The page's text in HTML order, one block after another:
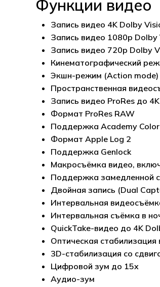
Функции видео
Запись видео 4K Dolby
Запись видео 1080p Dolby
Запись видео 720p Dolby
Кинематографический
Экшн-режим (Action mode)
Пространственная
Запись видео ProRes до
Формат ProRes RAW
Поддержка Academy Color
Формат Apple Log 2
Поддержка Genlock
Макросъёмка видео,
Поддержка замедленной
Двойная запись (Dual
Интервальная
Интервальная съёмка в
QuickTake-видео до 4K
Оптическая
3D-стабилизация со
Цифровой зум до 15x
Аудио-зум